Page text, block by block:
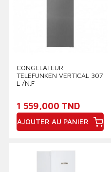
CONGELATEUR
TELEFUNKEN VERTICAL 307
L /N.F
1 559,000 TND
AJOUTER AU PANIER